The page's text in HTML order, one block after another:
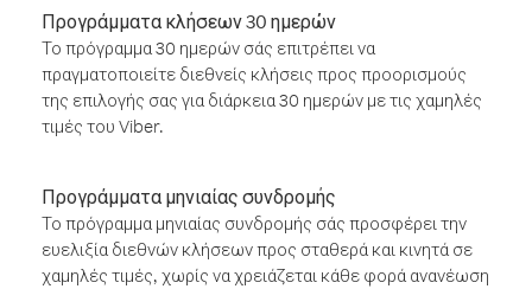
Προγράμματα κλήσεων 30 ημερών
Το πρόγραμμα 30 ημερών σάς επιτρέπει να
πραγματοποιείτε διεθνείς κλήσεις προς προορισμούς
της επιλογής σας για διάρκεια 30 ημερών με τις χαμηλές
τιμές του Viber.
Προγράμματα μηνιαίας συνδρομής
Το πρόγραμμα μηνιαίας συνδρομής σάς προσφέρει την
ευελιξία διεθνών κλήσεων προς σταθερά και κινητά σε
χαμηλές τιμές, χωρίς να χρειάζεται κάθε φορά ανανέωση